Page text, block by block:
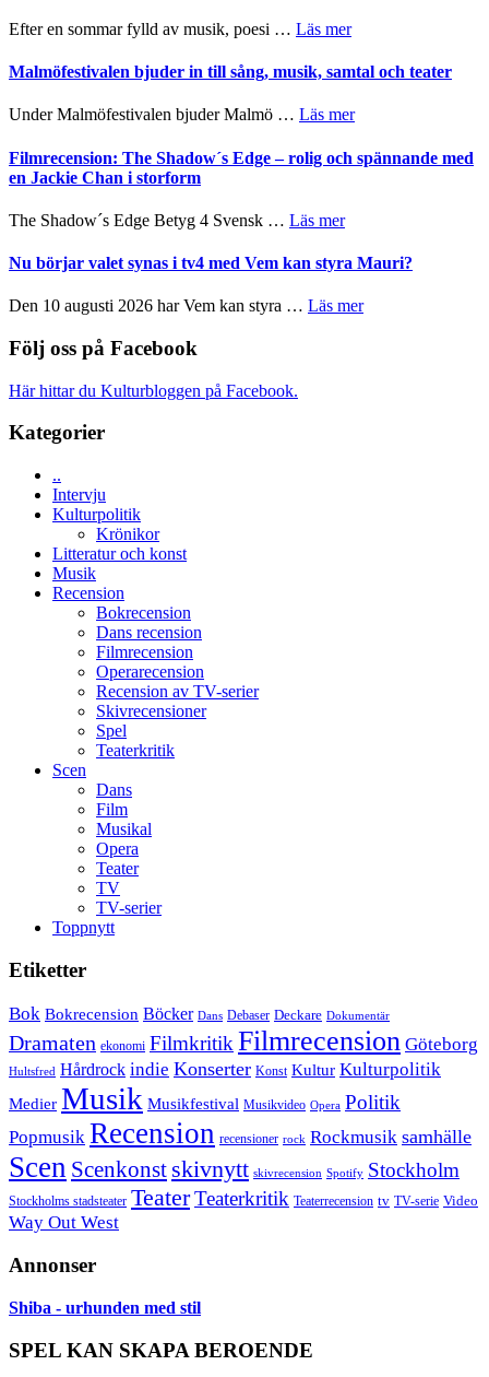
vidsträckta
mycket
Efter en sommar fylld av musik, poesi … Läs merom
Endre,
och
Pöntinen
Malmöfestivalen bjuder in till sång, musik, samtal och teater
Under Malmöfestivalen bjuder Malmö … Läs merom
bjuder
in
och
Filmrecension: The Shadow´s Edge – rolig och spännande med
en Jackie Chan i storform
The Shadow´s Edge Betyg 4 Svensk … Läs merom
The
Edge
Nu börjar valet synas i tv4 med Vem kan styra Mauri?
Den 10 augusti 2026 har Vem kan styra … Läs merom
Följ oss på Facebook
Här hittar du Kulturbloggen på Facebook.
Kategorier
..
Intervju
Kulturpolitik
Krönikor
Litteratur och konst
Musik
Recension
Bokrecension
Dans recension
Filmrecension
Operarecension
Recension av TV-serier
Skivrecensioner
Spel
Teaterkritik
Scen
Dans
Film
Musikal
Opera
Teater
TV
TV-serier
Toppnytt
Etiketter
Bok Bokrecension Böcker Dans Debaser Deckare Dokumentär
Dramaten ekonomi Filmkritik Filmrecension Göteborg
Hultsfred Hårdrock indie Konserter Konst Kultur Kulturpolitik
Medier Musik Musikfestival Musikvideo Opera Politik
Popmusik Recension recensioner rock Rockmusik samhälle
Scen Scenkonst skivnytt skivrecension Spotify Stockholm
Stockholms stadsteater TeaterTeaterkritik Teaterrecension tv TV-serie Video
Way Out West
Annonser
Shiba - urhunden med stil
SPEL KAN SKAPA BEROENDE